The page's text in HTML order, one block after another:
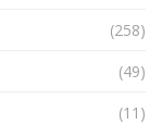
(258)
(49)
(11)